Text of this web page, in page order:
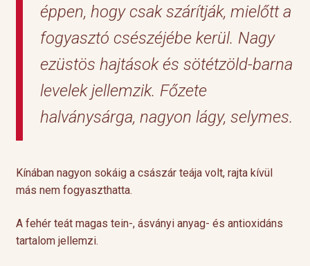
éppen, hogy csak szárítják, mielőtt a
fogyasztó csészéjébe kerül. Nagy
ezüstös hajtások és sötétzöld-barna
levelek jellemzik. Főzete
halványsárga, nagyon lágy, selymes.
Kínában nagyon sokáig a császár teája volt, rajta kívül
más nem fogyaszthatta.
A fehér teát magas tein-, ásványi anyag- és antioxidáns
tartalom jellemzi.